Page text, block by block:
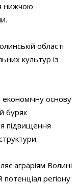
нижчою
області
культур із
основу
буряк
підвищення
аграріям Волині
регіону